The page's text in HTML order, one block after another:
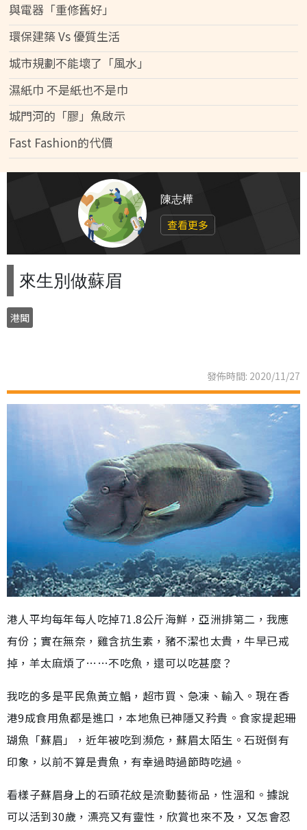
與電器「重修舊好」
環保建築 Vs 優質生活
城市規劃不能壞了「風水」
濕紙巾 不是紙也不是巾
城門河的「膠」魚啟示
Fast Fashion的代價
陳志樺
查看更多
來生別做蘇眉
港聞
發佈時間: 2020/11/27
港人平均每年每人吃掉71.8公斤海鮮，亞洲排第二，我應
有份；實在無奈，雞含抗生素，豬不潔也太貴，牛早已戒
掉，羊太麻煩了……不吃魚，還可以吃甚麼？
我吃的多是平民魚黃立鯧，超市買、急凍、輸入。現在香
港9成食用魚都是進口，本地魚已神隱又矜貴。食家提起珊
瑚魚「蘇眉」，近年被吃到瀕危，蘇眉太陌生。石斑倒有
印象，以前不算是貴魚，有幸過時過節時吃過。
看樣子蘇眉身上的石頭花紋是流動藝術品，性溫和。據說
可以活到30歲，漂亮又有靈性，欣賞也來不及，又怎會忍